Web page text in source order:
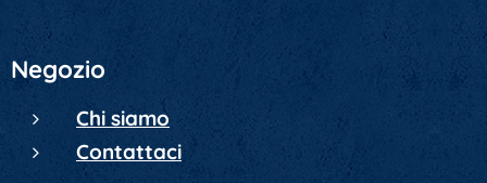
Negozio
Chi siamo
Contattaci